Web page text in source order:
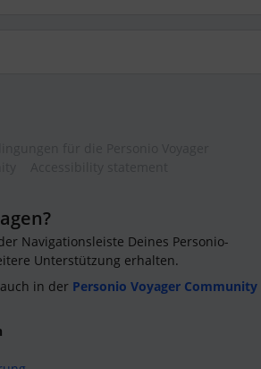
Navigationsleiste Deines Personio-
Unterstützung erhalten.
in der Personio Voyager Community